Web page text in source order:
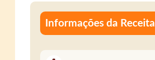
Informações da Receita